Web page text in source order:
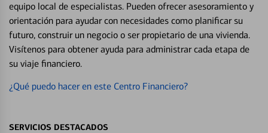
equipo local de especialistas. Pueden ofrecer asesoramiento y
orientación para ayudar con necesidades como planificar su
futuro, construir un negocio o ser propietario de una vivienda.
Visítenos para obtener ayuda para administrar cada etapa de
su viaje financiero.
¿Qué puedo hacer en este Centro Financiero?
SERVICIOS DESTACADOS